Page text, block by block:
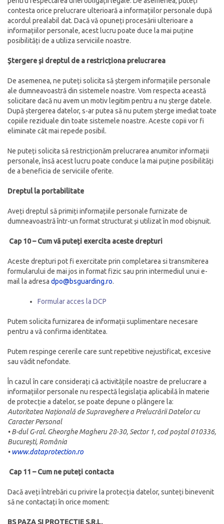
contesta orice prelucrare ulterioară a informațiilor personale după
acordul prealabil dat. Dacă vă opuneți procesării ulterioare a
informațiilor personale, acest lucru poate duce la mai puține
posibilități de a utiliza serviciile noastre.
Ștergere și dreptul de a restricționa prelucrarea
De asemenea, ne puteți solicita să ștergem informațiile personale
ale dumneavoastră din sistemele noastre. Vom respecta această
solicitare dacă nu avem un motiv legitim pentru a nu șterge datele.
După ștergerea datelor, s-ar putea să nu putem șterge imediat toate
copiile reziduale din toate sistemele noastre. Aceste copii vor fi
eliminate cât mai repede posibil.
Ne puteți solicita să restricționăm prelucrarea anumitor informații
personale, însă acest lucru poate conduce la mai puține posibilități
de a beneficia de serviciile oferite.
Dreptul la portabilitate
Aveți dreptul să primiți informațiile personale furnizate de
dumneavoastră într-un format structurat și utilizat în mod obișnuit.
Cap 10 – Cum vă puteți exercita aceste drepturi
Aceste drepturi pot fi exercitate prin completarea si transmiterea
formularului de mai jos in format fizic sau prin intermediul unui e-
mail la adresa dpo@bsguarding.ro.
Formular acces la DCP
Putem solicita furnizarea de informații suplimentare necesare
pentru a vă confirma identitatea.
Putem respinge cererile care sunt repetitive nejustificat, excesive
sau vădit nefondate.
În cazul în care considerați că activitățile noastre de prelucrare a
informațiilor personale nu respectă legislația aplicabilă în materie
de protecție a datelor, se poate depune o plângere la:
Autoritatea Națională de Supraveghere a Prelucrării Datelor cu
Caracter Personal
• B-dul G-ral. Gheorghe Magheru 28-30, Sector 1, cod poștal 010336,
București, România
•www.dataprotection.ro
Cap 11 – Cum ne puteți contacta
Dacă aveți întrebări cu privire la protecția datelor, sunteți binevenit
să ne contactați în orice moment:
BS PAZA SI PROTECTIE S.R.L.